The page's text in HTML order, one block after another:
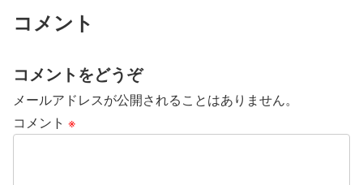
コメント
コメントをどうぞ
メールアドレスが公開されることはありません。
コメント ※